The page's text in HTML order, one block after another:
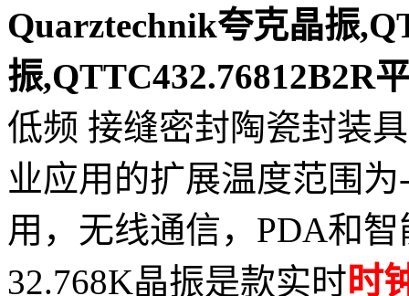
Quarztechnik夸克晶振
振,QTTC432.76812B2R
低频 接缝密封陶瓷封装
业应用的扩展温度范围为
用，无线通信，PDA和
32.768K晶振是款实时时